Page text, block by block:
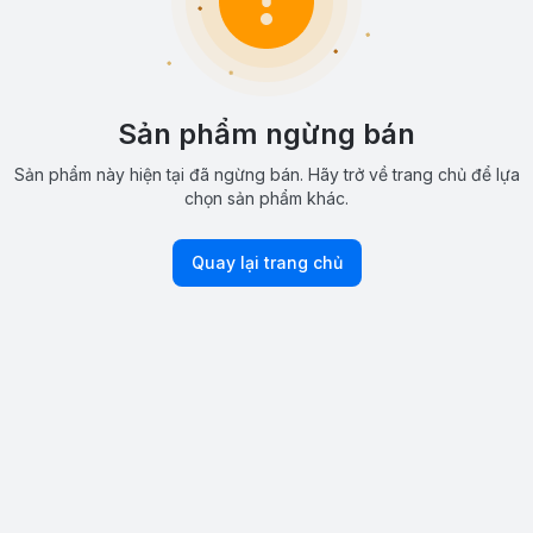
Sản phẩm ngừng bán
Sản phẩm này hiện tại đã ngừng bán. Hãy trở về trang chủ để lựa
chọn sản phẩm khác.
Quay lại trang chủ